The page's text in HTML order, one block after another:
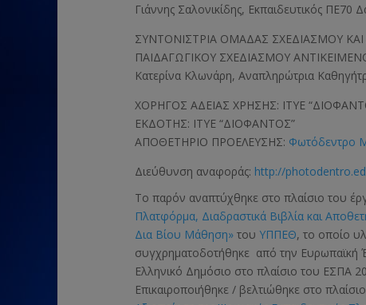
Γιάννης Σαλονικίδης, Εκπαιδευτικός ΠΕ70
ΣΥΝΤΟΝΙΣΤΡΙΑ ΟΜΑΔΑΣ ΣΧΕΔΙΑΣΜΟΥ
ΠΑΙΔΑΓΩΓΙΚΟΥ ΣΧΕΔΙΑΣΜΟΥ
Κατερίνα Κλωνάρη, Αναπληρώτρια
ΧΟΡΗΓΟΣ ΑΔΕΙΑΣ ΧΡΗΣΗΣ: ΙΤΥΕ
ΕΚΔΟΤΗΣ: ΙΤΥΕ “ΔΙΟΦΑΝΤΟΣ”
ΑΠΟΘΕΤΗΡΙΟ ΠΡΟΕΛΕΥΣΗΣ: Φωτόδεντρο
Διεύθυνση αναφοράς: http://
Το παρόν αναπτύχθηκε στο πλαίσιο του
Πλατφόρμα, Διαδραστικά Βιβλία και
Δια Βίου Μάθηση» τουΥΠΠΕΘ, το οποίο
συγχρηματοδοτήθηκε από την Ευρωπαϊκή
Ελληνικό Δημόσιο στο πλαίσιο του ΕΣΠΑ
Επικαιροποιήθηκε / βελτιώθηκε στο